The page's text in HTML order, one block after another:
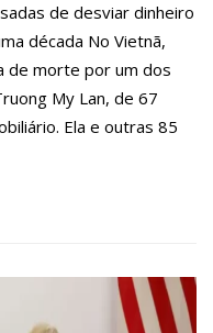
mototaxista despenca de
morre
desabamento em manhã
teve cabeça arrancada no
Galvão Bueno e animam a
do rock n’ roll brasileiro
de desviar dinheiro
década No Vietnã,
de morte por um dos
My Lan, de 67
Ela e outras 85